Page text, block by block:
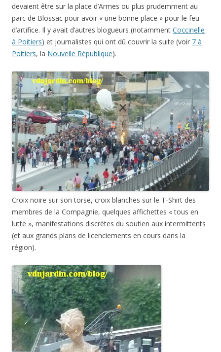
devaient être sur la place d’Armes ou plus prudemment au
parc de Blossac pour avoir « une bonne place » pour le feu
d’artifice. Il y avait d’autres blogueurs (notamment Coccinelle
à Poitiers) et journalistes qui ont dû couvrir la suite (voir 7 à
Poitiers, la Nouvelle République).
Croix noire sur son torse, croix blanches sur le T-Shirt des
membres de la Compagnie, quelques affichettes « tous en
lutte », manifestations discrètes du soutien aux intermittents
(et aux grands plans de licenciements en cours dans la
région).